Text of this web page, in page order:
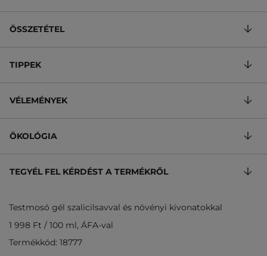
ÖSSZETÉTEL
TIPPEK
VÉLEMÉNYEK
ÖKOLÓGIA
TEGYÉL FEL KÉRDÉST A TERMÉKRŐL
Testmosó gél szalicilsavval és növényi kivonatokkal
1 998 Ft / 100 ml, ÁFA-val
Termékkód: 18777